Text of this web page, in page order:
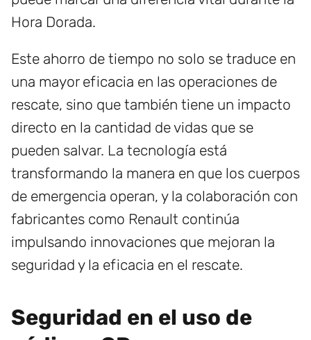
Hora Dorada.
Este ahorro de tiempo no solo se traduce en
una mayor eficacia en las operaciones de
rescate, sino que también tiene un impacto
directo en la cantidad de vidas que se
pueden salvar. La tecnología está
transformando la manera en que los cuerpos
de emergencia operan, y la colaboración con
fabricantes como Renault continúa
impulsando innovaciones que mejoran la
seguridad y la eficacia en el rescate.
Seguridad en el uso de